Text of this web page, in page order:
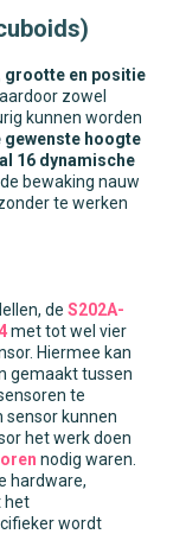
grootte en positie
zowel
kunnen worden
gewenste hoogte
16 dynamische
bewaking nauw
te werken
de S202A-
met tot wel vier
Hiermee kan
gemaakt tussen
te
sensor kunnen
het werk doen
nodig waren.
hardware,
het
wordt